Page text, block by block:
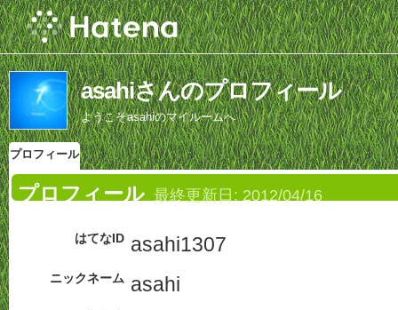
asahiさんのプロフィール
ようこそasahiのマイルームへ
プロフィール
プロフィール 最終更新日: 2012/04/16
はてなID asahi1307
ニックネーム asahi